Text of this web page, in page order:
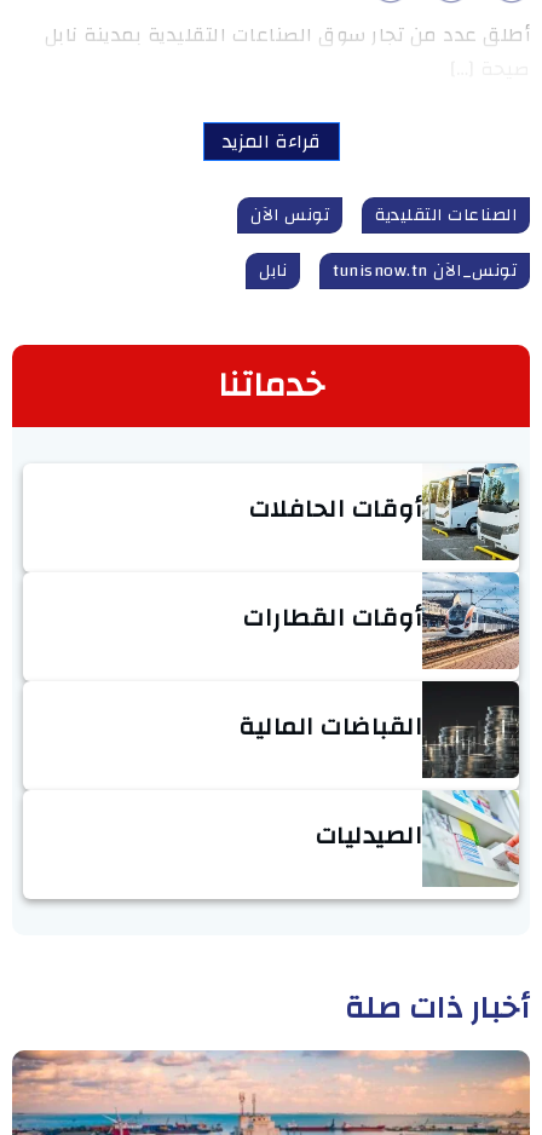
أطلق عدد من تجار سوق الصناعات التقليدية بمدينة نابل
قراءة المزيد
الصناعات التقليدية
تونس الآن
تونس_الآن tunisnow.tn
نابل
خدماتنا
أوقات الحافلات
أوقات القطارات
القباضات المالية
الصيدليات
أخبار ذات صلة